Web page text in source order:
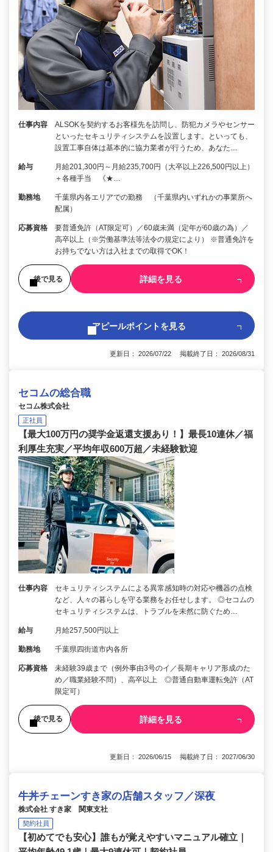
仕事内容
ALSOKを契約するお客様先を訪問し、防犯カメラやセンサー
といったセキュリティシステムを設置します。といっても、
設置工事自体は基本的に協力業者が行うため、あなた…
給与
月給201,300円～月給235,700円（大卒以上226,500円以上）
＋各種手当 《★…
勤務地
千葉県内各エリアでの勤務 （千葉県内いずれかの事業所へ
配属）
応募資格
要普通免許（AT限定可）／60歳未満（定年が60歳の為）／
高卒以上（※労働基準法等法令の規定により） ※普通免許を
お持ちでない方は入社までの取得でOK！
後で見る 詳細を見る
アピールポイントを見る
更新日： 2026/07/22 掲載終了日： 2026/08/31
セコムの総合職
セコム株式会社
正社員
【最大100万円の奨学金返還支援あり！】最長10連休／福
利厚生充実／平均年収600万超／未経験歓迎
仕事内容
セキュリティシステムによる異常感知時の対応や機器の点検
など、人々の暮らしを守る業務をお任せします。 ◎セコムの
セキュリティシステムは、トラブルを未然に防ぐため…
給与 月給257,500円以上
勤務地 千葉県四街道市内各所
応募資格
未経験39歳まで（例外事由3号のイ／長期キャリア形成のた
め／職業経験不問）、高卒以上 ◎普通自動車運転免許（AT
限定可）
後で見る 詳細を見る
更新日： 2026/06/15 掲載終了日： 2027/06/30
牛丼チェーンすき家の店舗スタッフ／深夜
株式会社 すき家 関東支社
契約社員
【初めてでも安心】誰もが覚えやすいマニュアル確立｜